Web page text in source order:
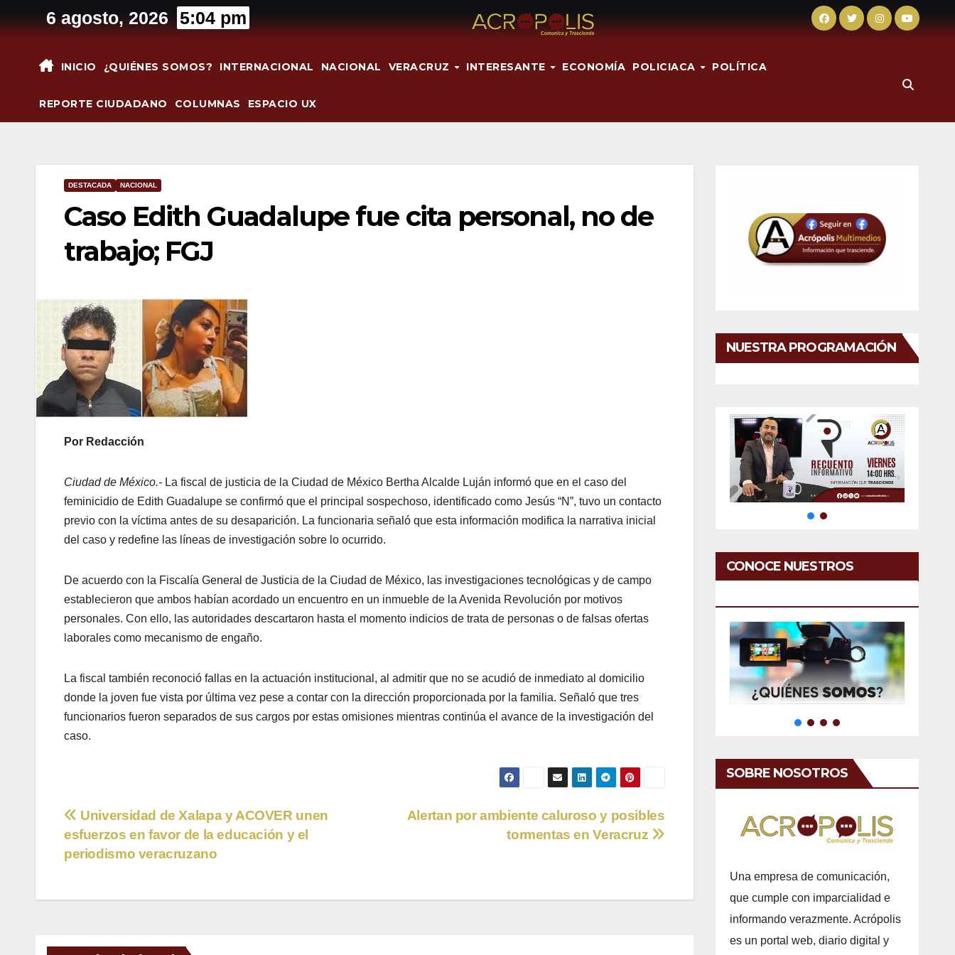
al
6 agosto, 2026 5:04 pm
INICIO ¿QUIÉNES SOMOS? INTERNACIONAL NACIONAL VERACRUZ INTERESANTE ECONOMÍA POLICIACA POLÍTICA
REPORTE CIUDADANO COLUMNAS ESPACIO UX
DESTACADA NACIONAL
Caso Edith Guadalupe fue cita personal, no de
trabajo; FGJ
Por Redacción
Ciudad de México.- La fiscal de justicia de la Ciudad de México Bertha Alcalde Luján informó que en el caso del
feminicidio de Edith Guadalupe se confirmó que el principal sospechoso, identificado como Jesús “N”, tuvo un contacto
previo con la víctima antes de su desaparición. La funcionaria señaló que esta información modifica la narrativa inicial
del caso y redefine las líneas de investigación sobre lo ocurrido.
De acuerdo con la Fiscalía General de Justicia de la Ciudad de México, las investigaciones tecnológicas y de campo
establecieron que ambos habían acordado un encuentro en un inmueble de la Avenida Revolución por motivos
personales. Con ello, las autoridades descartaron hasta el momento indicios de trata de personas o de falsas ofertas
laborales como mecanismo de engaño.
La fiscal también reconoció fallas en la actuación institucional, al admitir que no se acudió de inmediato al domicilio
donde la joven fue vista por última vez pese a contar con la dirección proporcionada por la familia. Señaló que tres
funcionarios fueron separados de sus cargos por estas omisiones mientras continúa el avance de la investigación del
caso.
Navegación
de
Alertan por ambiente caluroso y posibles
tormentas en Veracruz
Universidad de Xalapa y ACOVER unen
esfuerzos en favor de la educación y el
periodismo veracruzano
NUESTRA PROGRAMACIÓN
CONOCE NUESTROS
SOBRE NOSOTROS
Una empresa de comunicación,
que cumple con imparcialidad e
informando verazmente. Acrópolis
es un portal web, diario digital y